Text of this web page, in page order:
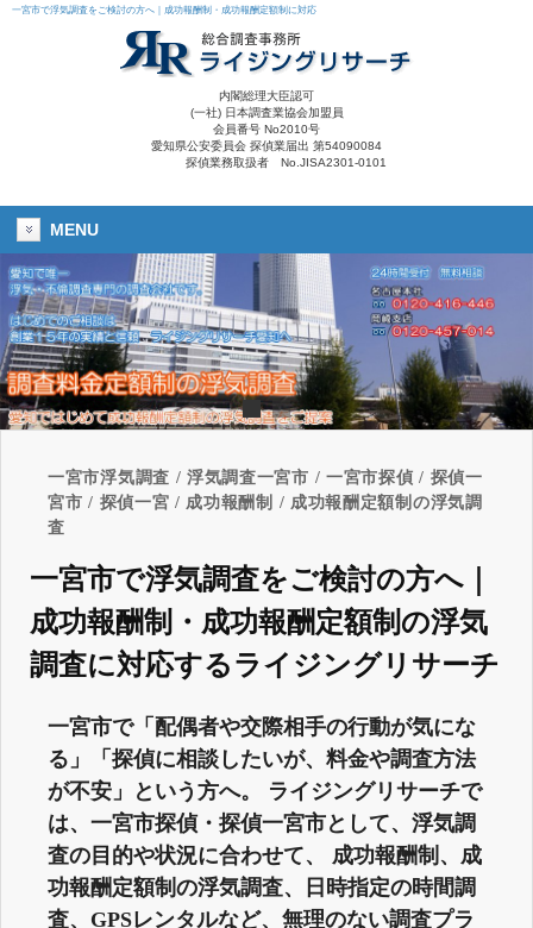
一宮市で浮気調査をご検討の方へ｜成功報酬制・成功報酬定額制に対応
内閣総理大臣認可
(一社) 日本調査業協会加盟員
会員番号 No2010号
愛知県公安委員会 探偵業届出 第54090084
探偵業務取扱者 No.JISA2301-0101
MENU
一宮市浮気調査 / 浮気調査一宮市 / 一宮市探偵 / 探偵一
宮市 / 探偵一宮 / 成功報酬制 / 成功報酬定額制の浮気調
査
一宮市で浮気調査をご検討の方へ｜
成功報酬制・成功報酬定額制の浮気
調査に対応するライジングリサーチ
一宮市で「配偶者や交際相手の行動が気にな
る」「探偵に相談したいが、料金や調査方法
が不安」という方へ。 ライジングリサーチで
は、一宮市探偵・探偵一宮市として、浮気調
査の目的や状況に合わせて、 成功報酬制、成
功報酬定額制の浮気調査、日時指定の時間調
査、GPSレンタルなど、無理のない調査プラ